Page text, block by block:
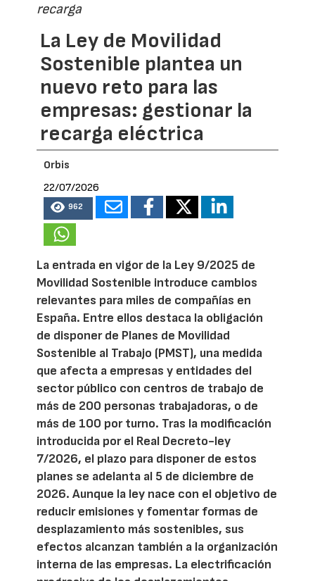
recarga
La Ley de Movilidad
Sostenible plantea un
nuevo reto para las
empresas: gestionar la
recarga eléctrica
Orbis
22/07/2026
962
La entrada en vigor de la Ley 9/2025 de
Movilidad Sostenible introduce cambios
relevantes para miles de compañías en
España. Entre ellos destaca la obligación
de disponer de Planes de Movilidad
Sostenible al Trabajo (PMST), una medida
que afecta a empresas y entidades del
sector público con centros de trabajo de
más de 200 personas trabajadoras, o de
más de 100 por turno. Tras la modificación
introducida por el Real Decreto-ley
7/2026, el plazo para disponer de estos
planes se adelanta al 5 de diciembre de
2026. Aunque la ley nace con el objetivo de
reducir emisiones y fomentar formas de
desplazamiento más sostenibles, sus
efectos alcanzan también a la organización
interna de las empresas. La electrificación